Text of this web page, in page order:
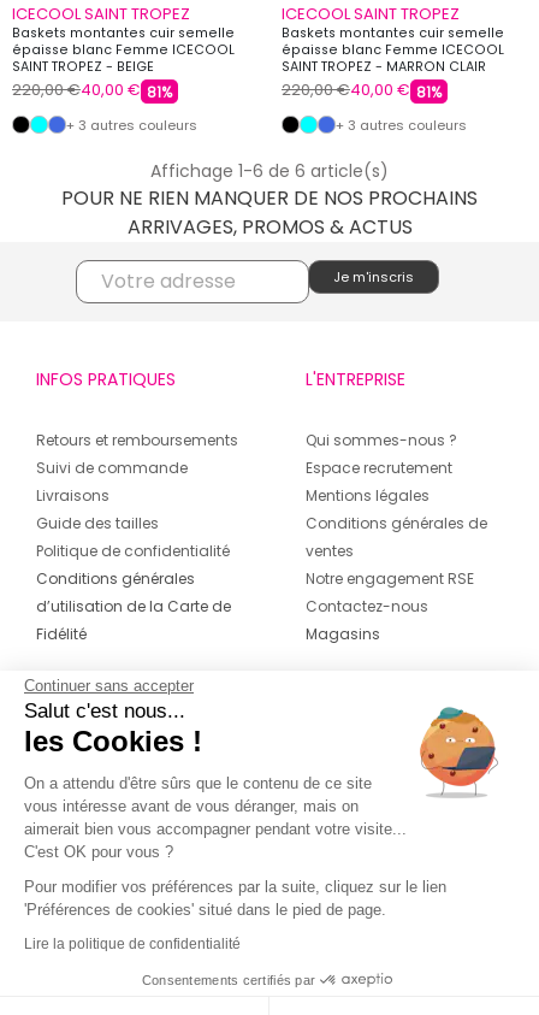
ICECOOL SAINT TROPEZ
Baskets montantes cuir semelle
épaisse blanc Femme ICECOOL
SAINT TROPEZ - BEIGE
220,00 €40,00 € 81%
+ 3 autres couleurs
ICECOOL SAINT TROPEZ
Baskets montantes cuir semelle
épaisse blanc Femme ICECOOL
SAINT TROPEZ - MARRON CLAIR
220,00 €40,00 € 81%
+ 3 autres couleurs
Affichage 1-6 de 6 article(s)
POUR NE RIEN MANQUER DE NOS PROCHAINS
ARRIVAGES, PROMOS & ACTUS
INFOS PRATIQUES
Retours et remboursements
Suivi de commande
Livraisons
Guide des tailles
Politique de confidentialité
Conditions générales
d’utilisation de la Carte de
Fidélité
L'ENTREPRISE
Qui sommes-nous ?
Espace recrutement
Mentions légales
Conditions générales de
ventes
Notre engagement RSE
Contactez-nous
Magasins
CONTACT
04 42 20 78 42
Du lundi au jeudi de 8h30 à 16h30 & le
vendredi de 8h30 à 15h30
Continuer sans accepter
Salut c'est nous...
les Cookies !
On a attendu d'être sûrs que le contenu de ce site
vous intéresse avant de vous déranger, mais on
aimerait bien vous accompagner pendant votre visite...
C'est OK pour vous ?
Pour modifier vos préférences par la suite, cliquez sur le lien
'Préférences de cookies' situé dans le pied de page.
Lire la politique de confidentialité
Consentements certifiés par